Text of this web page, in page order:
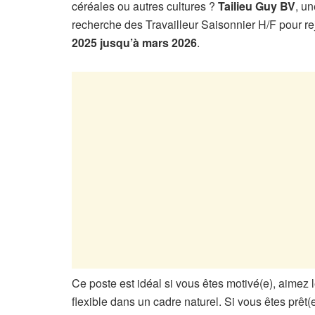
céréales ou autres cultures ? Tailieu Guy BV,
recherche des Travailleur Saisonnier H/F pour
2025 jusqu’à mars 2026.
Ce poste est idéal si vous êtes motivé(e),
flexible dans un cadre naturel. Si vous êtes